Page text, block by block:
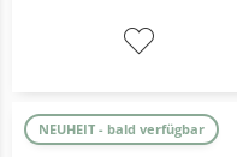
NEUHEIT - bald verfügbar